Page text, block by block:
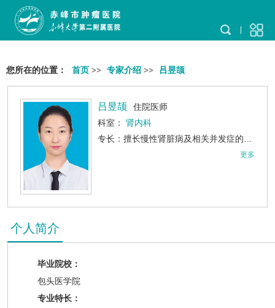
您所在的位置： 首页 >> 专家介绍 >> 吕昱颉
吕昱颉
住院医师
科室： 肾内科
更多
个人简介
毕业院校：
包头医学院
专业特长：